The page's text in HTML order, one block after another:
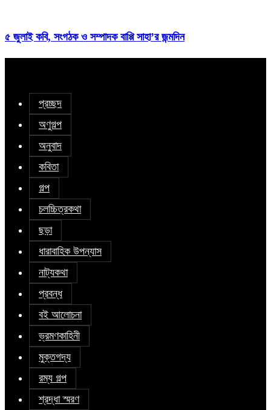
৫ জুলাই কবি, সংগঠক ও সম্পাদক বাপ্পি সাহা’র জন্মদিন
প্রচ্ছদ
অণুগল্প
অনুবাদ
কবিতা
গল্প
চলচ্চিত্রকথা
ছড়া
ধারাবাহিক উপন্যাস
নাট্যকথা
প্রবন্ধ
বই আলোচনা
ভ্রমণকাহিনী
মুক্তগদ্য
রম্য গল্প
শ্রদ্ধা স্মরণ